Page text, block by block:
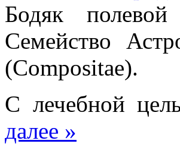
Бодяк
Семейство
(Compositae).
С лечебной
далее »